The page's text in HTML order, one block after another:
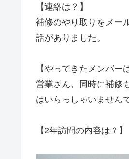
【連絡は？】
補修のやり取りをメー
話がありました。
【やってきたメンバー
営業さん。同時に補修
はいらっしゃいません
【2年訪問の内容は？】